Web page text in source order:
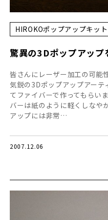
HIROKOポップアップキット
驚異の3Dポップアップ
皆さんにレーザー加工の可能
気鋭の3Dポップアップアーテ
てファイバーで作ってもらい
バーは紙のように軽くしなや
アップには非常…
2007.12.06